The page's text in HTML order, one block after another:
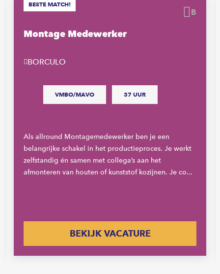
Montage Medewerker
BORCULO
VMBO/MAVO 37 UUR
Als allround Montagemedewerker ben je een
belangrijke schakel in het productieproces. Je werkt
zelfstandig én samen met collega’s aan het
afmonteren van houten of kunststof kozijnen. Je co...
BEKIJK VACATURE
BESTE MATCH!